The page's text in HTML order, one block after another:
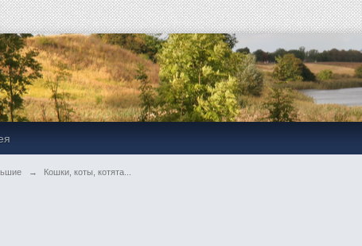
→ Кошки, коты, котята...